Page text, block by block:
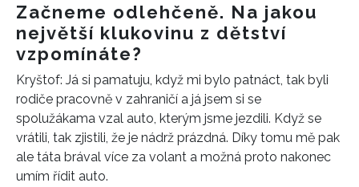
Začneme odlehčeně. Na jakou
největší klukovinu z dětství
vzpomínáte?
Kryštof: Já si pamatuju, když mi bylo patnáct, tak byli
rodiče pracovně v zahraničí a já jsem si se
spolužákama vzal auto, kterým jsme jezdili. Když se
vrátili, tak zjistili, že je nádrž prázdná. Díky tomu mě pak
ale táta brával více za volant a možná proto nakonec
umím řídit auto.